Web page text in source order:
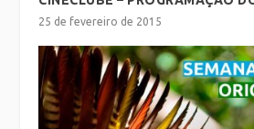
25 de fevereiro de 2015